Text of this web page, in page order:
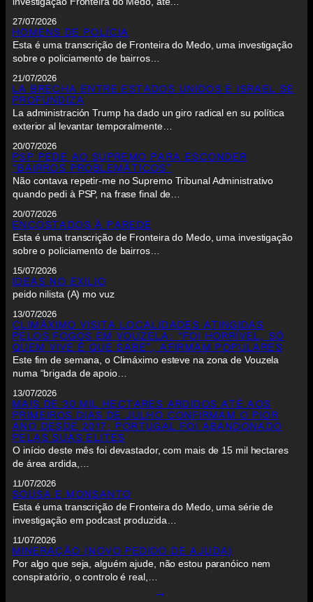
27/07/2026
HOMENS DE POLÍCIA
Esta é uma transcrição de Fronteira do Medo, uma investigação
sobre o policiamento de bairros…
21/07/2026
LA BRECHA ENTRE ESTADOS UNIDOS E ISRAEL SE
PROFUNDIZA
La administración Trump ha dado un giro radical en su política
exterior al levantar temporalmente…
20/07/2026
PSP PEDE AO SUPREMO PARA ESCONDER
“BAIRROS PROBLEMÁTICOS”
Não contava repetir-me no Supremo Tribunal Administrativo
quando pedi à PSP, na frase final de…
20/07/2026
ENCOSTADOS À PAREDE
Esta é uma transcrição de Fronteira do Medo, uma investigação
sobre o policiamento de bairros…
15/07/2026
IDEAS NO EXILIO
peido nilista (A) mo vuz
13/07/2026
CLIMÁXIMO VISITA LOCALIDADES ATINGIDAS
PELOS FOGOS EM VOUZELA: “FOI HORRÍVEL, SÓ
QUEM VIVE É QUE SABE”, AFIRMAM POPULARES
Este fim de semana, o Climáximo esteve na zona de Vouzela
numa “brigada de apoio…
13/07/2026
MAIS DE 30 MIL HECTARES ARDIDOS ATÉ AOS
PRIMEIROS DIAS DE JULHO CONFIRMAM O PIOR
ANO DESDE 2017: PORTUGAL FOI ABANDONADO
PELAS SUAS ELITES
O início deste mês foi devastador, com mais de 15 mil hectares
de área ardida,…
11/07/2026
SOUSA E MONSANTO
Esta é uma transcrição de Fronteira do Medo, uma série de
investigação em podcast produzida…
11/07/2026
MINERAÇÃO (NOVO PEDIDO DE AJUDA)
Por algo que seja, alguém ajude, não estou paranóico nem
conspiratório, o controlo é real,…
→